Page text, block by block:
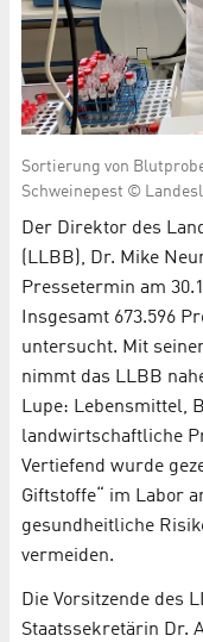
Sortierung von
Schweinepest ©
Der Direktor des
(LLBB), Dr. Mike
Pressetermin am
Insgesamt 673.596
untersucht. Mit
nimmt das LLBB
Lupe: Lebensmittel,
landwirtschaftliche
Vertiefend wurde
Giftstoffe“ im Labor
gesundheitliche
vermeiden.
Die Vorsitzende des
Staatssekretärin Dr.